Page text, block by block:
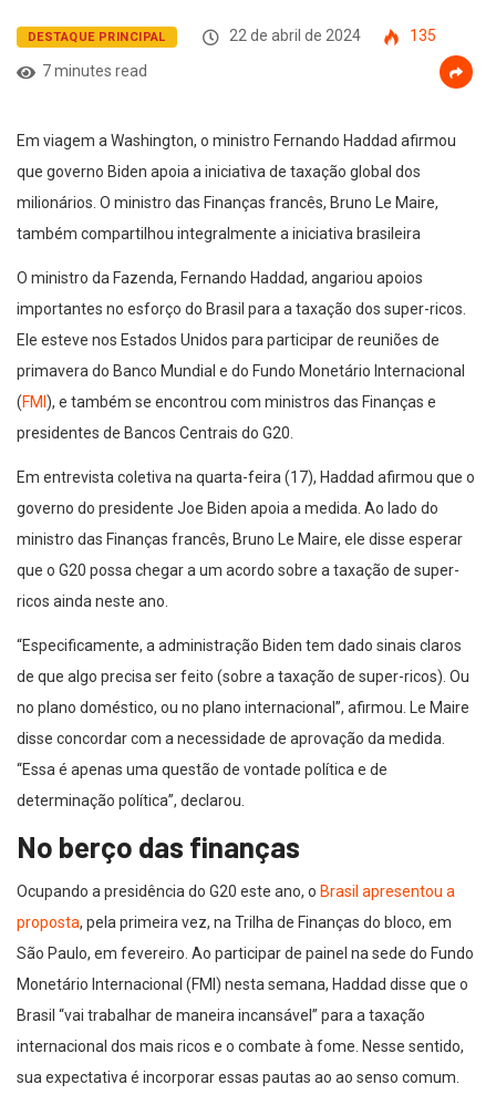
DESTAQUE PRINCIPAL 22 de abril de 2024
135
7 minutes read
Em viagem a Washington, o ministro Fernando Haddad afirmou
que governo Biden apoia a iniciativa de taxação global dos
milionários. O ministro das Finanças francês, Bruno Le Maire,
também compartilhou integralmente a iniciativa brasileira
O ministro da Fazenda, Fernando Haddad, angariou apoios
importantes no esforço do Brasil para a taxação dos super-ricos.
Ele esteve nos Estados Unidos para participar de reuniões de
primavera do Banco Mundial e do Fundo Monetário Internacional
(FMI ), e também se encontrou com ministros das Finanças e
presidentes de Bancos Centrais do G20.
Em entrevista coletiva na quarta-feira (17), Haddad afirmou que o
governo do presidente Joe Biden apoia a medida. Ao lado do
ministro das Finanças francês, Bruno Le Maire, ele disse esperar
que o G20 possa chegar a um acordo sobre a taxação de super-
ricos ainda neste ano.
“Especificamente, a administração Biden tem dado sinais claros
de que algo precisa ser feito (sobre a taxação de super-ricos). Ou
no plano doméstico, ou no plano internacional”, afirmou. Le Maire
disse concordar com a necessidade de aprovação da medida.
“Essa é apenas uma questão de vontade política e de
determinação política”, declarou.
No berço das finanças
Ocupando a presidência do G20 este ano, o Brasil apresentou a
proposta, pela primeira vez, na Trilha de Finanças do bloco, em
São Paulo, em fevereiro. Ao participar de painel na sede do Fundo
Monetário Internacional (FMI) nesta semana, Haddad disse que o
Brasil “vai trabalhar de maneira incansável” para a taxação
internacional dos mais ricos e o combate à fome. Nesse sentido,
sua expectativa é incorporar essas pautas ao ao senso comum.